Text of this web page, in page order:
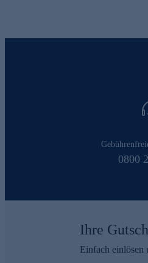
0800
Ihre
Einfach einlösen